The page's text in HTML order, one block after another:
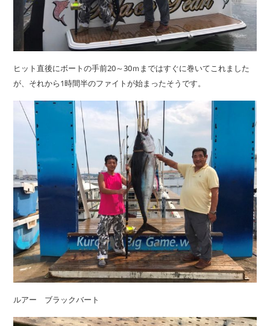
ヒット直後にボートの手前20～30ｍまではすぐに巻いてこれました
が、それから1時間半のファイトが始まったそうです。
ルアー ブラックバート